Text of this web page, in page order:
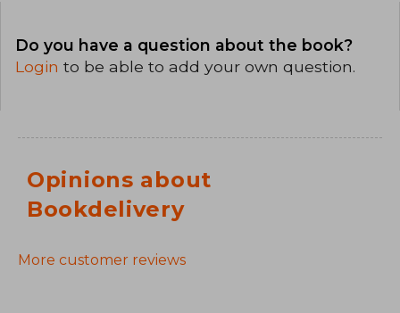
Do you have a question about the book?
Login to be able to add your own question.
Opinions about
Bookdelivery
More customer reviews